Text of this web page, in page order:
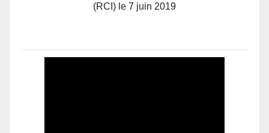
(RCI) le 7 juin 2019